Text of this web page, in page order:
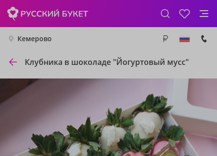
Кемерово
Клубника в шоколаде "Йогуртовый мусс"